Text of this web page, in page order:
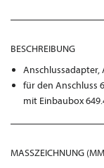
BESCHREIBUNG
Anschlussadapter,
für den Anschluss
mit Einbaubox
MASSZEICHNUNG (MM)